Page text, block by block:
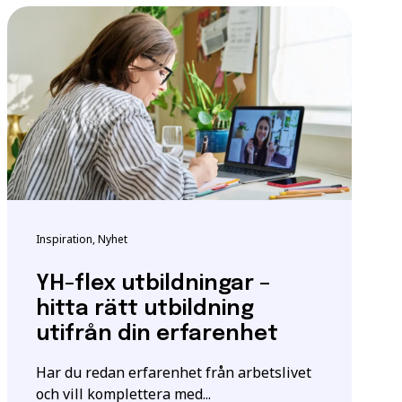
Inspiration, Nyhet
YH-flex utbildningar –
hitta rätt utbildning
utifrån din erfarenhet
Har du redan erfarenhet från arbetslivet
och vill komplettera med...
utbildningen.
för
för att säkerställa